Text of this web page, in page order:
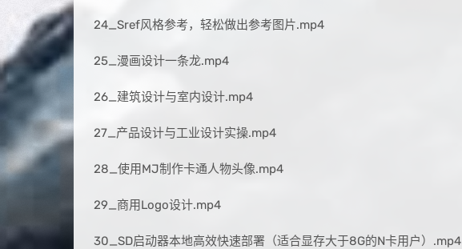
24_Sref风格参考，轻松做出参考图片.mp4
25_漫画设计一条龙.mp4
26_建筑设计与室内设计.mp4
27_产品设计与工业设计实操.mp4
28_使用MJ制作卡通人物头像.mp4
29_商用Logo设计.mp4
30_SD启动器本地高效快速部署（适合显存大于8G的N卡用户）.mp4